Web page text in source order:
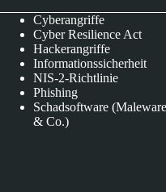
Cyberangriffe
Cyber Resilience Act
Hackerangriffe
Informationssicherheit
NIS-2-Richtlinie
Phishing
Schadsoftware
& Co.)